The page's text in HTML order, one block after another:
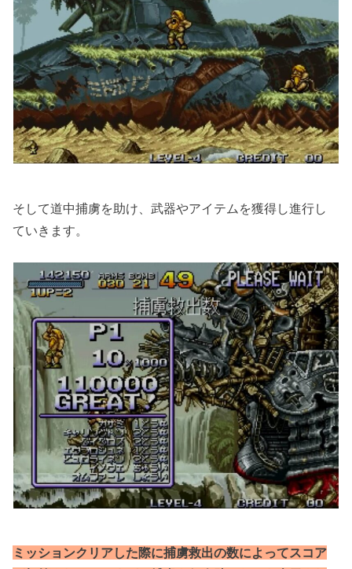
そして道中捕虜を助け、武器やアイテムを獲得し進行し
ていきます。
ミッションクリアした際に捕虜救出の数によってスコア